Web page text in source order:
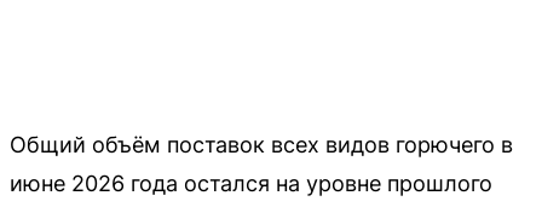
Общий объём поставок всех видов горючего в
июне 2026 года остался на уровне прошлого